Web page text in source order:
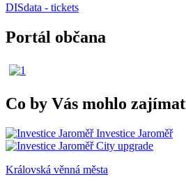
DISdata - tickets
Portál občana
Co by Vás mohlo zajímat
Investice Jaroměř
City upgrade
Královská věnná města